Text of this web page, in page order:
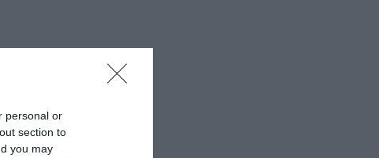
personal or
section to
you may